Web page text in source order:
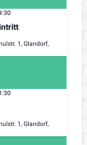
1, Glandorf,
1, Glandorf,